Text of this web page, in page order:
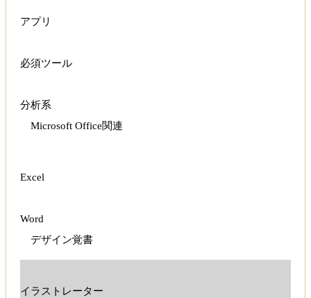
アプリ
必須ツール
分析系
Microsoft Office関連
Excel
Word
デザイン覚書
イラストレーター